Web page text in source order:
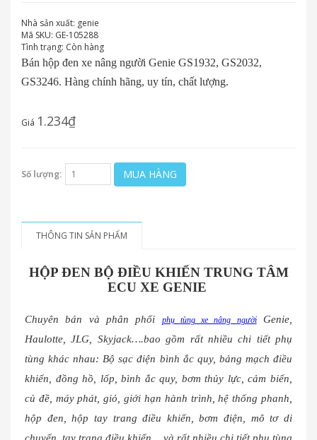
Nhà sản xuất: genie
Mã SKU: GE-105288
Tình trạng: Còn hàng
Bán hộp đen xe nâng người Genie GS1932, GS2032,
GS3246. Hàng chính hãng, uy tín, chất lượng.
Giá 1.234₫
Số lượng: MUA HÀNG
THÔNG TIN SẢN PHẨM
HỘP ĐEN BỘ ĐIỀU KHIỂN TRUNG TÂM
ECU XE GENIE
Chuyên bán và phân phối phụ tùng xe nâng ngườiGenie,
Haulotte, JLG, Skyjack….bao gồm rất nhiều chi tiết phụ
tùng khác nhau: Bộ sạc điện bình ắc quy, bảng mạch điều
khiển, đồng hồ, lốp, bình ắc quy, bơm thủy lực, cảm biến,
củ đề, máy phát, giỏ, giới hạn hành trình, hệ thống phanh,
hộp đen, hộp tay trang điều khiển, bơm điện, mô tơ di